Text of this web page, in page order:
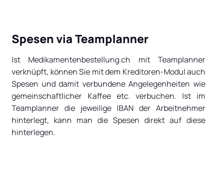
Spesen via Teamplanner
Ist Medikamentenbestellung.ch mit Teamplanner
verknüpft, können Sie mit dem Kreditoren-Modul auch
Spesen und damit verbundene Angelegenheiten wie
gemeinschaftlicher Kaffee etc. verbuchen. Ist im
Teamplanner die jeweilige IBAN der Arbeitnehmer
hinterlegt, kann man die Spesen direkt auf diese
hinterlegen.